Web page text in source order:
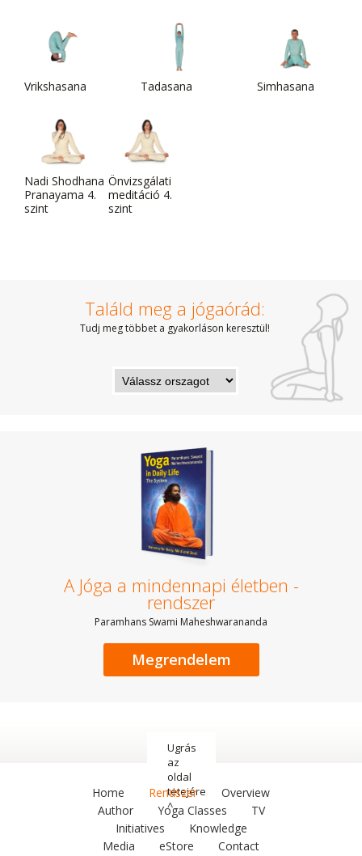
Vrikshasana Tadasana Simhasana
Nadi Shodhana
Pranayama 4.
szint
Önvizsgálati
meditáció 4.
szint
Találd meg a jógaórád:
Tudj meg többet a gyakorláson keresztül!
A Jóga a mindennapi életben -
rendszer
Paramhans Swami Maheshwarananda
Megrendelem
Ugrás
az
oldal
tetejére
^
Home Rendszer
Overview
Author
Yoga Classes
TV
Initiatives
Knowledge
Media
eStore Contact